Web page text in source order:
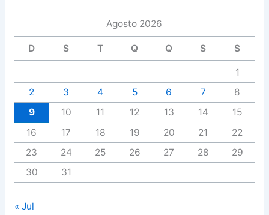
Agosto 2026
D S T Q Q S S
1
2
3 4 5 6 7
8
9
10 11 12 13 14
15
16
17 18 19 20 21
22
23
24 25 26 27 28
29
30
31
« Jul